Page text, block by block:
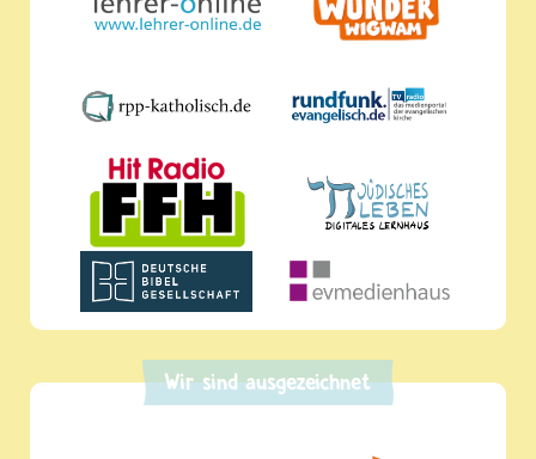
Wir sind ausgezeichnet